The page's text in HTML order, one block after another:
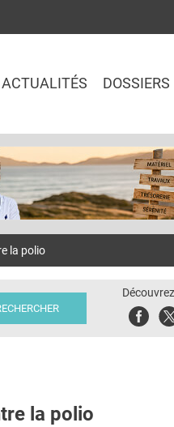
ACTUALITÉS DOSSIERS
la polio
la polio